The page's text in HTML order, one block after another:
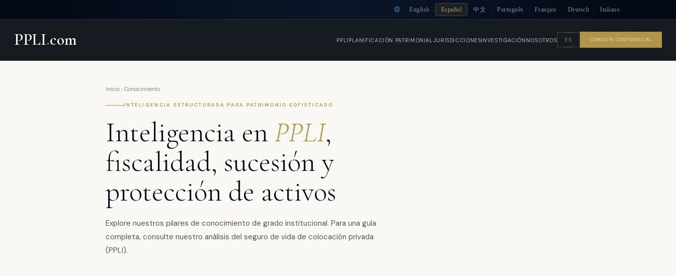
English Español 中文 Português Français Deutsch Italiano
PPLI.com PPLI PLANIFICACIÓN PATRIMONIALJURISDICCIONESINVESTIGACIÓN NOSOTROS ES CONSULTA CONFIDENCIAL
Inicio › Conocimiento
INTELIGENCIA ESTRUCTURADA PARA PATRIMONIO SOFISTICADO
Inteligencia en PPLI,
fiscalidad, sucesión y
protección de activos
Explore nuestros pilares de conocimiento de grado institucional. Para una guía
completa, consulte nuestro análisis del seguro de vida de colocación privada
(PPLI).